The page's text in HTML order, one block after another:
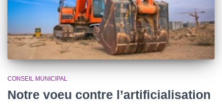
CONSEIL MUNICIPAL
Notre voeu contre l’artificialisation